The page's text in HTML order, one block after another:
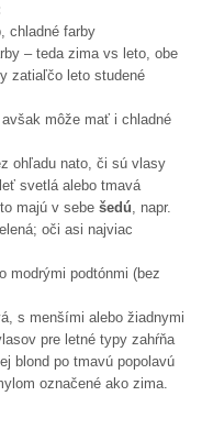
chladné farby
– teda zima vs leto, obe
zatiaľčo leto studené
môže mať i chladné
ohľadu nato, či sú vlasy
svetlá alebo tmavá
majú v sebe šedú, napr.
oči asi najviac
modrými podtónmi (bez
s menšími alebo žiadnymi
pre letné typy zahŕňa
blond po tmavú popolavú
označené ako zima.